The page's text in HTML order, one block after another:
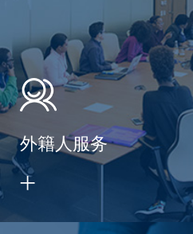
外籍人服务